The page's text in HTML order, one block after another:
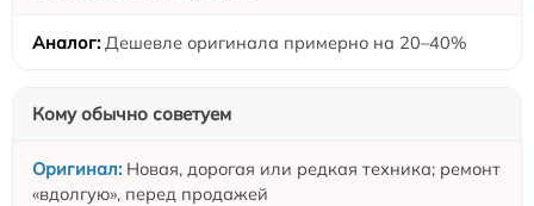
Дешевле оригинала примерно на 20–40%
Кому обычно советуем
Новая, дорогая или редкая техника; ремонт
«вдолгую», перед продажей